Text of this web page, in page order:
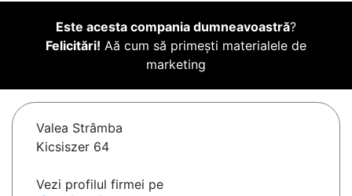
Este acesta compania dumneavoastră?
Felicitări! Aă cum să primești materialele de
marketing
Valea Strâmba
Kicsiszer 64
Vezi profilul firmei pe